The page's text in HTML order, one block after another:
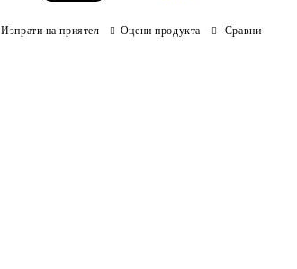
Изпрати на приятел Оцени продукта Сравни